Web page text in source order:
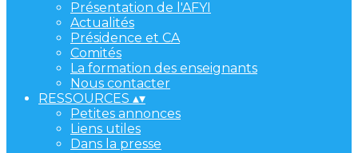
Présentation de l'AFYI
Actualités
Présidence et CA
Comités
La formation des enseignants
Nous contacter
RESSOURCES ▴▾
Petites annonces
Liens utiles
Dans la presse